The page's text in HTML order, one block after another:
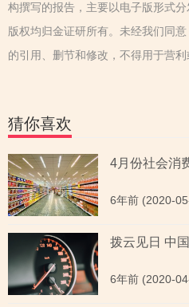
构撰写的报告，主要以电子版形式
版权均归金证研所有。未经我们同
的引用、删节和修改，不得用于营利
猜你喜欢
6年前 (2020-
拨云见日 中
6年前 (2020-